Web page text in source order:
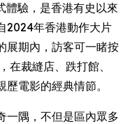
體驗，是香港有史以來
2024年香港動作大片
展期內，訪客可一睹按
在裁縫店、跌打館、
電影的經典情節。
一隅，不但是區內眾多